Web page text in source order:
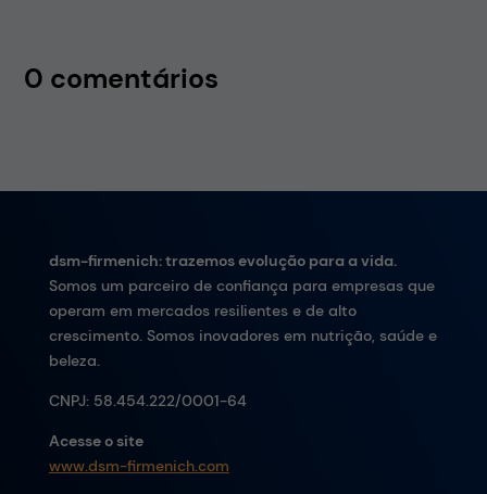
0 comentários
dsm-firmenich: trazemos evolução para a vida.
Somos um parceiro de confiança para empresas que
operam em mercados resilientes e de alto
crescimento. Somos inovadores em nutrição, saúde e
beleza.
CNPJ: 58.454.222/0001-64
Acesse o site
www.dsm-firmenich.com